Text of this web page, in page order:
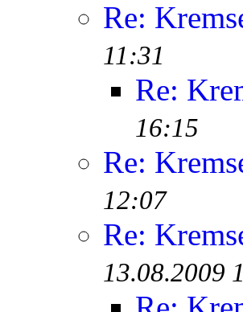
Re:
11:31
Re:
16:15
Re:
12:07
Re:
13.08.2009